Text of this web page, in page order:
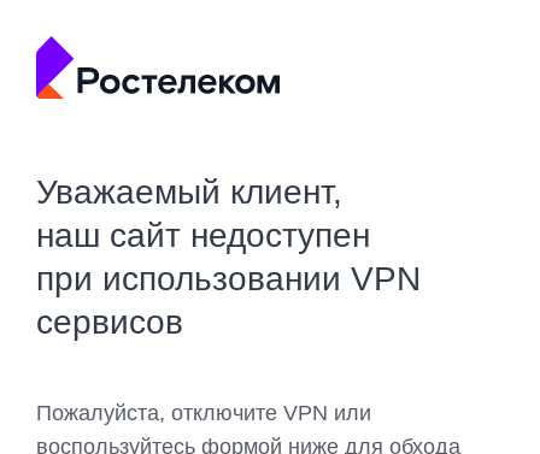
Уважаемый клиент,
наш сайт недоступен
при использовании VPN
сервисов
Пожалуйста, отключите VPN или
воспользуйтесь формой ниже для обхода